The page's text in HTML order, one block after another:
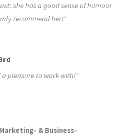
she has a good sense of humour
recommend her!“
a pleasure to work with!“
Marketing- & Business-